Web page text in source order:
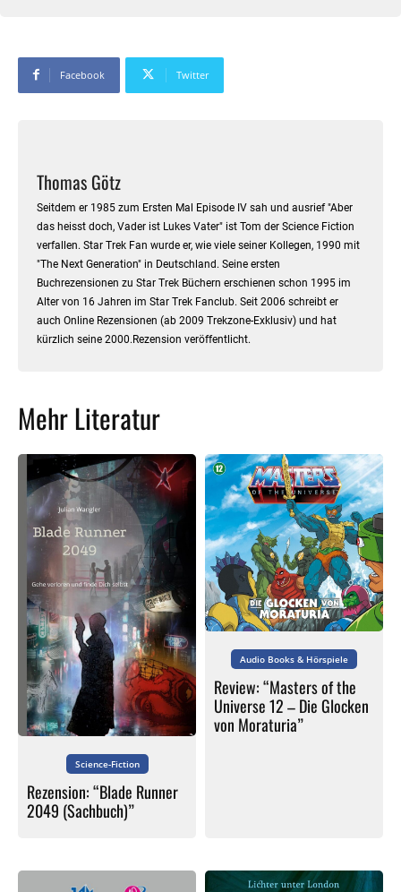
Facebook Twitter
Thomas Götz
Seitdem er 1985 zum Ersten Mal Episode IV sah und ausrief "Aber
das heisst doch, Vader ist Lukes Vater" ist Tom der Science Fiction
verfallen. Star Trek Fan wurde er, wie viele seiner Kollegen, 1990 mit
"The Next Generation" in Deutschland. Seine ersten
Buchrezensionen zu Star Trek Büchern erschienen schon 1995 im
Alter von 16 Jahren im Star Trek Fanclub. Seit 2006 schreibt er
auch Online Rezensionen (ab 2009 Trekzone-Exklusiv) und hat
kürzlich seine 2000.Rezension veröffentlicht.
Mehr Literatur
Science-Fiction
Rezension: “Blade Runner
2049 (Sachbuch)”
Audio Books & Hörspiele
Review: “Masters of the
Universe 12 – Die Glocken
von Moraturia”